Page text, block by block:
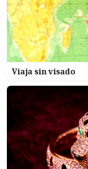
Viaja sin visado